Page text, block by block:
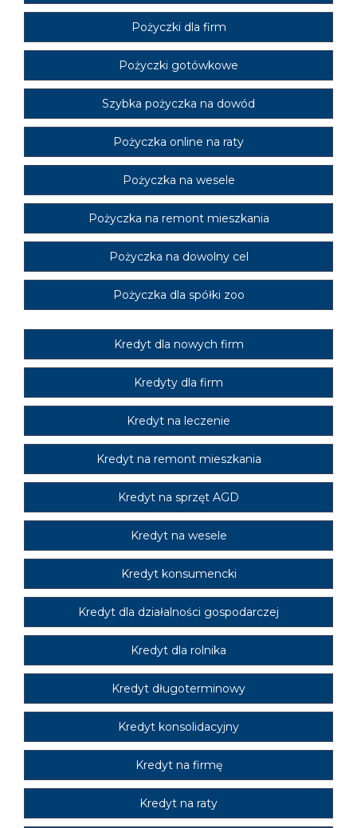
Pożyczki dla firm
Pożyczki gotówkowe
Szybka pożyczka na dowód
Pożyczka online na raty
Pożyczka na wesele
Pożyczka na remont mieszkania
Pożyczka na dowolny cel
Pożyczka dla spółki zoo
Kredyt dla nowych firm
Kredyty dla firm
Kredyt na leczenie
Kredyt na remont mieszkania
Kredyt na sprzęt AGD
Kredyt na wesele
Kredyt konsumencki
Kredyt dla działalności gospodarczej
Kredyt dla rolnika
Kredyt długoterminowy
Kredyt konsolidacyjny
Kredyt na firmę
Kredyt na raty